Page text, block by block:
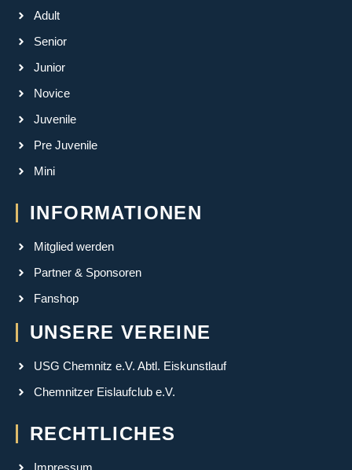
Adult
Senior
Junior
Novice
Juvenile
Pre Juvenile
Mini
INFORMATIONEN
Mitglied werden
Partner & Sponsoren
Fanshop
UNSERE VEREINE
USG Chemnitz e.V. Abtl. Eiskunstlauf
Chemnitzer Eislaufclub e.V.
RECHTLICHES
Impressum